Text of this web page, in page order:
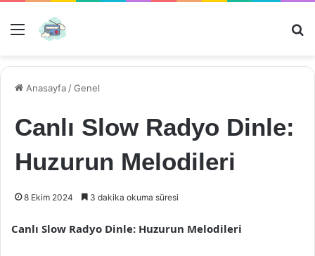
Menü
Anasayfa /Genel
Canlı Slow Radyo Dinle:
Huzurun Melodileri
8 Ekim 2024 3 dakika okuma süresi
Canlı Slow Radyo Dinle: Huzurun Melodileri